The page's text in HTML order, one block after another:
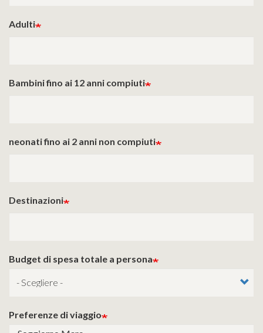
Adulti
Bambini fino ai 12 anni compiuti
neonati fino ai 2 anni non compiuti
Destinazioni
Budget di spesa totale a persona
Preferenze di viaggio